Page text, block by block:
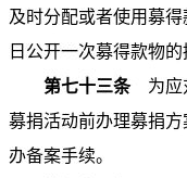
及时分配或者使用募
日公开一次募得款物
第七十三条为应
募捐活动前办理募捐
办备案手续。